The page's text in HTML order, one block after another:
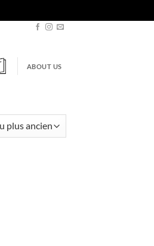
ABOUT US